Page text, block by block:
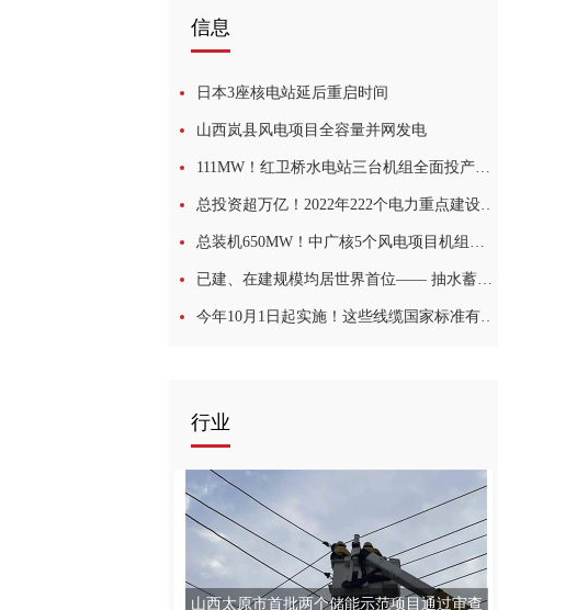
信息
日本3座核电站延后重启时间
山西岚县风电项目全容量并网发电
111MW！红卫桥水电站三台机组全面投产发电
总投资超万亿！2022年222个电力重点建设项目投建
总装机650MW！中广核5个风电项目机组采购招标
已建、在建规模均居世界首位—— 抽水蓄能项目密集开工
今年10月1日起实施！这些线缆国家标准有变化
行业
山西太原市首批两个储能示范项目通过审查